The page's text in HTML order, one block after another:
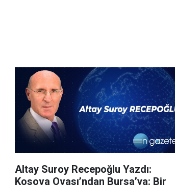
Altay Suroy Recepoğlu Yazdı:
Kosova Ovası’ndan Bursa’ya: Bir